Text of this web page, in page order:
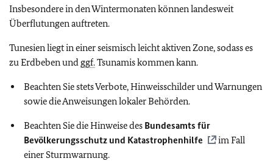
Insbesondere in den Wintermonaten können landesweit
Überflutungen auftreten.
Tunesien liegt in einer seismisch leicht aktiven Zone, sodass es
zu Erdbeben und ggf.Tsunamis kommen kann.
Beachten Sie stets Verbote, Hinweisschilder und Warnungen
sowie die Anweisungen lokaler Behörden.
Beachten Sie die Hinweise des Bundesamts für
Bevölkerungsschutz und Katastrophenhilfe
im Fall
einer Sturmwarnung.